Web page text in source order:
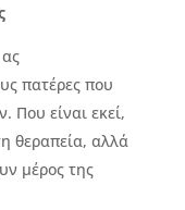
πατέρες που
Που είναι εκεί,
θεραπεία, αλλά
μέρος της